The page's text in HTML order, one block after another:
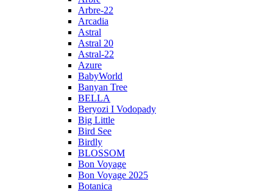
Arbre-22
Arcadia
Astral
Astral 20
Astral-22
Azure
BabyWorld
Banyan Tree
BELLA
Beryozi I Vodopady
Big Little
Bird See
Birdly
BLOSSOM
Bon Voyage
Bon Voyage 2025
Botanica